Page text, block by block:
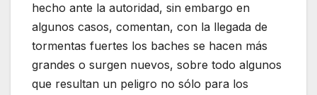
hecho ante la autoridad, sin embargo en
algunos casos, comentan, con la llegada de
tormentas fuertes los baches se hacen más
grandes o surgen nuevos, sobre todo algunos
que resultan un peligro no sólo para los